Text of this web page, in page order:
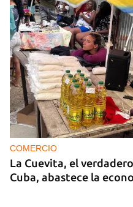
COMERCIO
La Cuevita, el
Cuba, abastece la